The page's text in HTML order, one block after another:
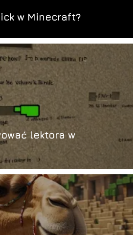
w Minecraft?
lektora w